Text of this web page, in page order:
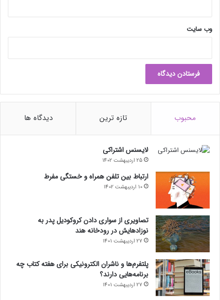
وب‌ سایت
محبوب تازه ترین دیدگاه ها
لایسنس اشتراکی
25 اردیبهشت 1402
ارتباط بین تلفن همراه و خستگی مفرط
10 اردیبهشت 1402
تصاویری از سواری دادن کروکودیل پدر به
نوزادهایش در رودخانه هند
27 اردیبهشت 1401
پلتفرم‌ها و ناشران الکترونیکی برای هفته کتاب چه
برنامه‌هایی دارند؟
27 اردیبهشت 1401